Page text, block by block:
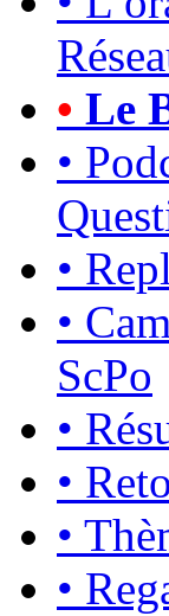
• Le
•
•
•
ScPo
•
•
•
•